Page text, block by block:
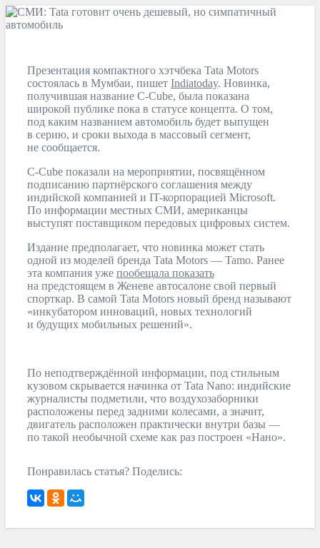
Презентация компактного хэтчбека Tata Motors
состоялась в Мумбаи, пишет Indiatoday. Новинка,
получившая название C-Cube, была показана
широкой публике пока в статусе концепта. О том,
под каким названием автомобиль будет выпущен
в серию, и сроки выхода в массовый сегмент,
не сообщается.
C-Cube показали на мероприятии, посвящённом
подписанию партнёрского соглашения между
индийской компанией и IT-корпорацией Microsoft.
По информации местных СМИ, американцы
выступят поставщиком передовых цифровых систем.
Издание предполагает, что новинка может стать
одной из моделей бренда Tata Motors — Tamo. Ранее
эта компания уже пообещала показать
на предстоящем в Женеве автосалоне свой первый
спорткар. В самой Tata Motors новый бренд называют
«инкубатором инноваций, новых технологий
и будущих мобильных решений».
По неподтверждённой информации, под стильным
кузовом скрывается начинка от Tata Nano: индийские
журналисты подметили, что воздухозаборники
расположены перед задними колесами, а значит,
двигатель расположен практически внутри базы —
по такой необычной схеме как раз построен «Нано».
Понравилась статья? Поделись: